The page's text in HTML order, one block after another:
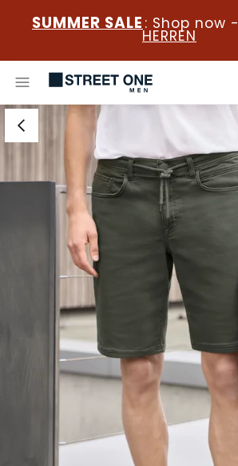
SUMMER SALE : Shop now -
HERREN